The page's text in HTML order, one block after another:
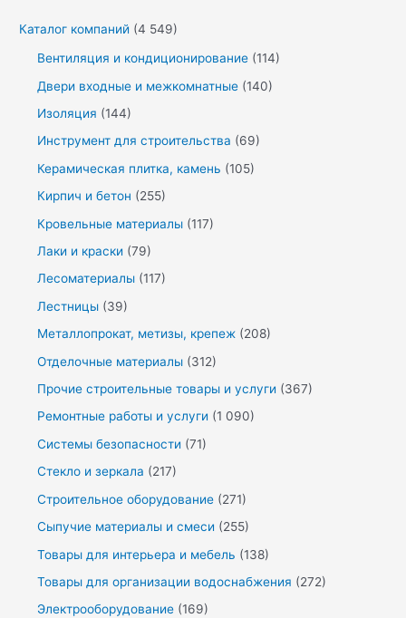
Каталог компаний (4 549)
Вентиляция и кондиционирование (114)
Двери входные и межкомнатные (140)
Изоляция (144)
Инструмент для строительства (69)
Керамическая плитка, камень (105)
Кирпич и бетон (255)
Кровельные материалы (117)
Лаки и краски (79)
Лесоматериалы (117)
Лестницы (39)
Металлопрокат, метизы, крепеж (208)
Отделочные материалы (312)
Прочие строительные товары и услуги (367)
Ремонтные работы и услуги (1 090)
Системы безопасности (71)
Стекло и зеркала (217)
Строительное оборудование (271)
Сыпучие материалы и смеси (255)
Товары для интерьера и мебель (138)
Товары для организации водоснабжения (272)
Электрооборудование (169)